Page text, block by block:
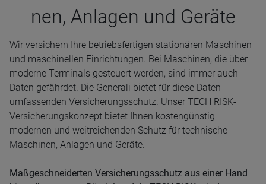
nen, Anla­gen und Geräte
Wir versichern Ihre betriebsfertigen stationären Maschinen
und maschinellen Einrichtungen. Bei Maschinen, die über
moderne Terminals gesteuert werden, sind immer auch
Daten gefährdet. Die Generali bietet für diese Daten
umfassenden Versicherungsschutz. Unser TECH RISK-
Versicherungskonzept bietet Ihnen kostengünstig
modernen und weitreichenden Schutz für technische
Maschinen, Anlagen und Geräte.
Maßgeschneiderten Versicherungsschutz aus einer Hand